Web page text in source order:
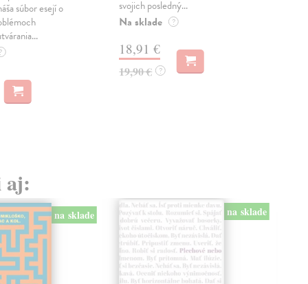
súbor esejí o
svojich posledný...
Na sklade ?
18,91 €
19,90 € ?
aj:
na sklade na sklade